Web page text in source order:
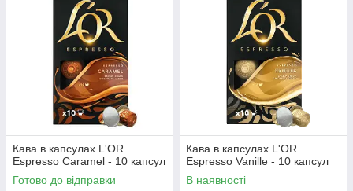
Кава в капсулах L'OR
Espresso Caramel - 10 капсул
Готово до відправки
Кава в капсулах L'OR
Espresso Vanille - 10 капсул
В наявності